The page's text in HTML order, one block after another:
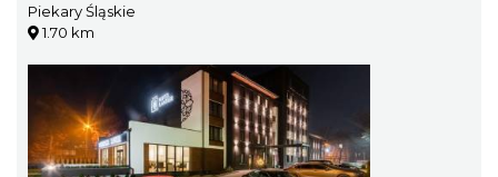
Piekary Śląskie
1.70 km